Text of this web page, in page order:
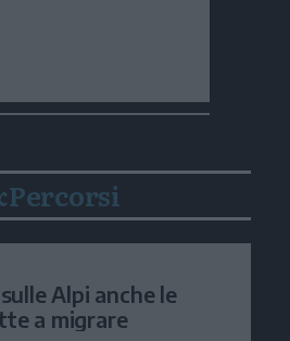
Alpi anche le
a migrare